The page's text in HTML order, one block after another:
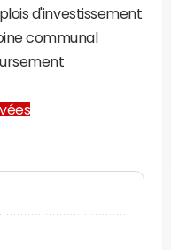
d'investissement
communal